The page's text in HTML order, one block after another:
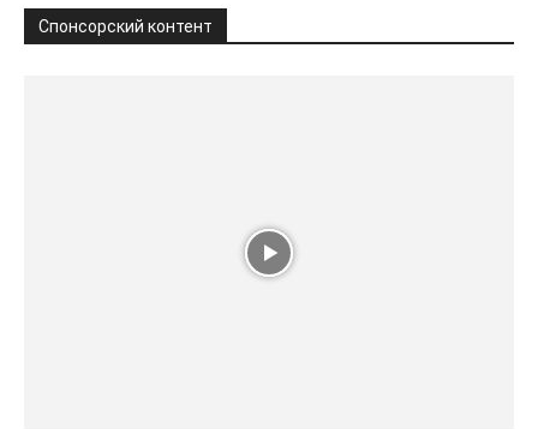
Спонсорский контент